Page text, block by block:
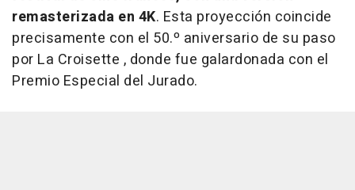
remasterizada en 4K. Esta proyección coincide
precisamente con el 50.º aniversario de su paso
por La Croisette , donde fue galardonada con el
Premio Especial del Jurado.